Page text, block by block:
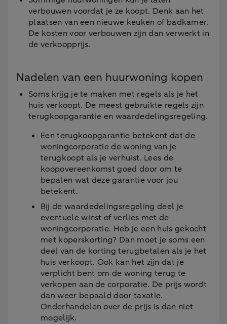
verbouwen voordat je ze koopt. Denk aan het
plaatsen van een nieuwe keuken of badkamer.
De kosten voor verbouwen zijn dan verwerkt in
de verkoopprijs.
Nadelen van een huurwoning kopen
Soms krijg je te maken met regels als je het
huis verkoopt. De meest gebruikte regels zijn
terugkoopgarantie en waardedelingsregeling.
Een terugkoopgarantie betekent dat de
woningcorporatie de woning van je
terugkoopt als je verhuist. Lees de
koopovereenkomst goed door om te
bepalen wat deze garantie voor jou
betekent.
Bij de waardedelingsregeling deel je
eventuele winst of verlies met de
woningcorporatie. Heb je een huis gekocht
met koperskorting? Dan moet je soms een
deel van de korting terugbetalen als je het
huis verkoopt. Ook kan het zijn dat je
verplicht bent om de woning terug te
verkopen aan de corporatie. De prijs wordt
dan weer bepaald door taxatie.
Onderhandelen over de prijs is dan niet
mogelijk.